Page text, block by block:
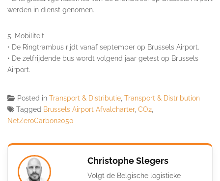
werden in dienst genomen.
5. Mobiliteit
• De Ringtrambus rijdt vanaf september op Brussels Airport.
• De zelfrijdende bus wordt volgend jaar getest op Brussels
Airport.
Posted in Transport & Distributie Transport & Distribution
Tagged Brussels Airport Afvalcharter, CO2
NetZeroCarbon2050
Christophe Slegers
Volgt de Belgische logistieke